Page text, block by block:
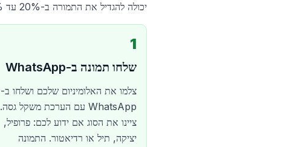
יכולה להגדיל את התמורה ב-20% עד 30%.
1
שלחו תמונה ב-WhatsApp
צלמו את האלומיניום שלכם ושלחו ב-
WhatsApp עם הערכת משקל גסה.
ציינו את הסוג אם ידוע לכם: פרופיל,
יציקה, תיל או רדיאטור. התמונה